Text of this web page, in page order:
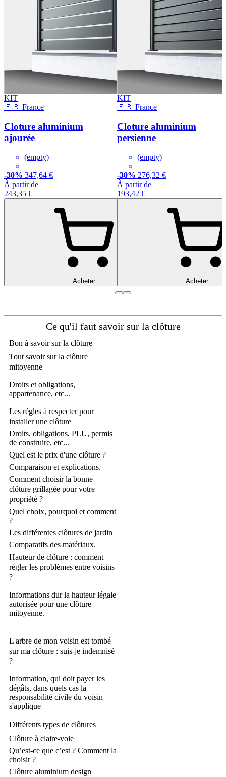
KIT
🇫🇷 France
Cloture aluminium
ajourée
(empty)
-30% 347,64 €
À partir de
243,35 €
Acheter
KIT
🇫🇷 France
Cloture aluminium
persienne
(empty)
-30% 276,32 €
À partir de
193,42 €
Acheter
Ce qu'il faut savoir sur la clôture
Bon à savoir sur la clôture
Tout savoir sur la clôture
mitoyenne
Droits et obligations,
appartenance, etc...
Les régles à respecter pour
installer une clôture
Droits, obligations, PLU, permis
de construire, etc...
Quel est le prix d'une clôture ?
Comparaison et explications.
Comment choisir la bonne
clôture grillagée pour votre
propriété ?
Quel choix, pourquoi et comment
?
Les différentes clôtures de jardin
Comparatifs des matériaux.
Hauteur de clôture : comment
régler les problèmes entre voisins
?
Informations dur la hauteur légale
autorisée pour une clôture
mitoyenne.
L'arbre de mon voisin est tombé
sur ma clôture : suis-je indemnisé
?
Information, qui doit payer les
dégâts, dans quels cas la
responsabilité civile du voisin
s'applique
Différents types de clôtures
Clôture à claire-voie
Qu’est-ce que c’est ? Comment la
choisir ?
Clôture aluminium design